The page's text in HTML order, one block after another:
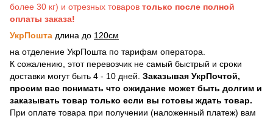
более 30 кг) и отрезных товаров только после полной
оплаты заказа!
УкрПошта длина до 120см
на отделение УкрПошта по тарифам оператора.
К сожалению, этот перевозчик не самый быстрый и сроки
доставки могут быть 4 - 10 дней. Заказывая УкрПочтой,
просим вас понимать что ожидание может быть долгим и
заказывать товар только если вы готовы ждать товар.
При оплате товара при получении (наложенный платеж) вам